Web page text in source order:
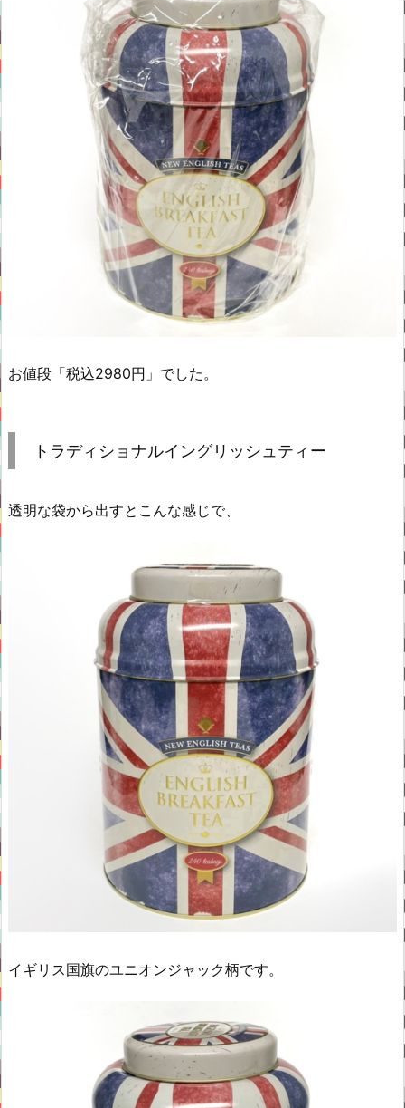
お値段「税込2980円」でした。
トラディショナルイングリッシュティー
透明な袋から出すとこんな感じで、
イギリス国旗のユニオンジャック柄です。